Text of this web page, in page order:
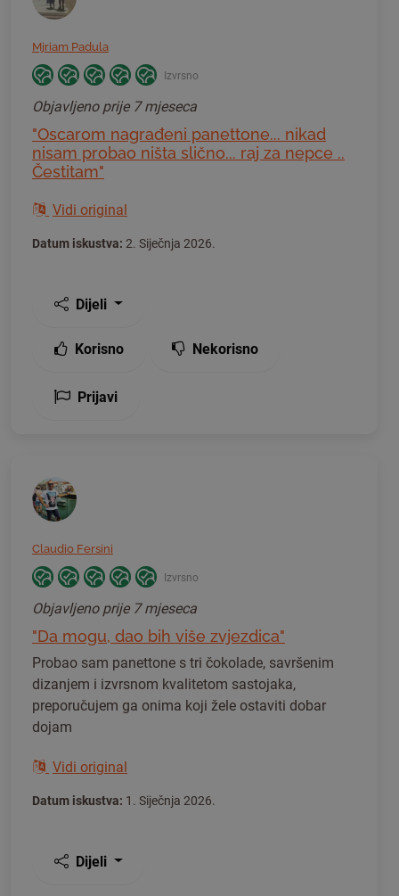
Mjriam Padula
Izvrsno
Objavljeno prije 7 mjeseca
"Oscarom nagrađeni panettone... nikad
nisam probao ništa slično... raj za nepce ..
Čestitam"
Vidi original
Datum iskustva: 2. Siječnja 2026.
Dijeli
Korisno Nekorisno
Prijavi
Claudio Fersini
Izvrsno
Objavljeno prije 7 mjeseca
"Da mogu, dao bih više zvjezdica"
Probao sam panettone s tri čokolade, savršenim
dizanjem i izvrsnom kvalitetom sastojaka,
preporučujem ga onima koji žele ostaviti dobar
dojam
Vidi original
Datum iskustva: 1. Siječnja 2026.
Dijeli